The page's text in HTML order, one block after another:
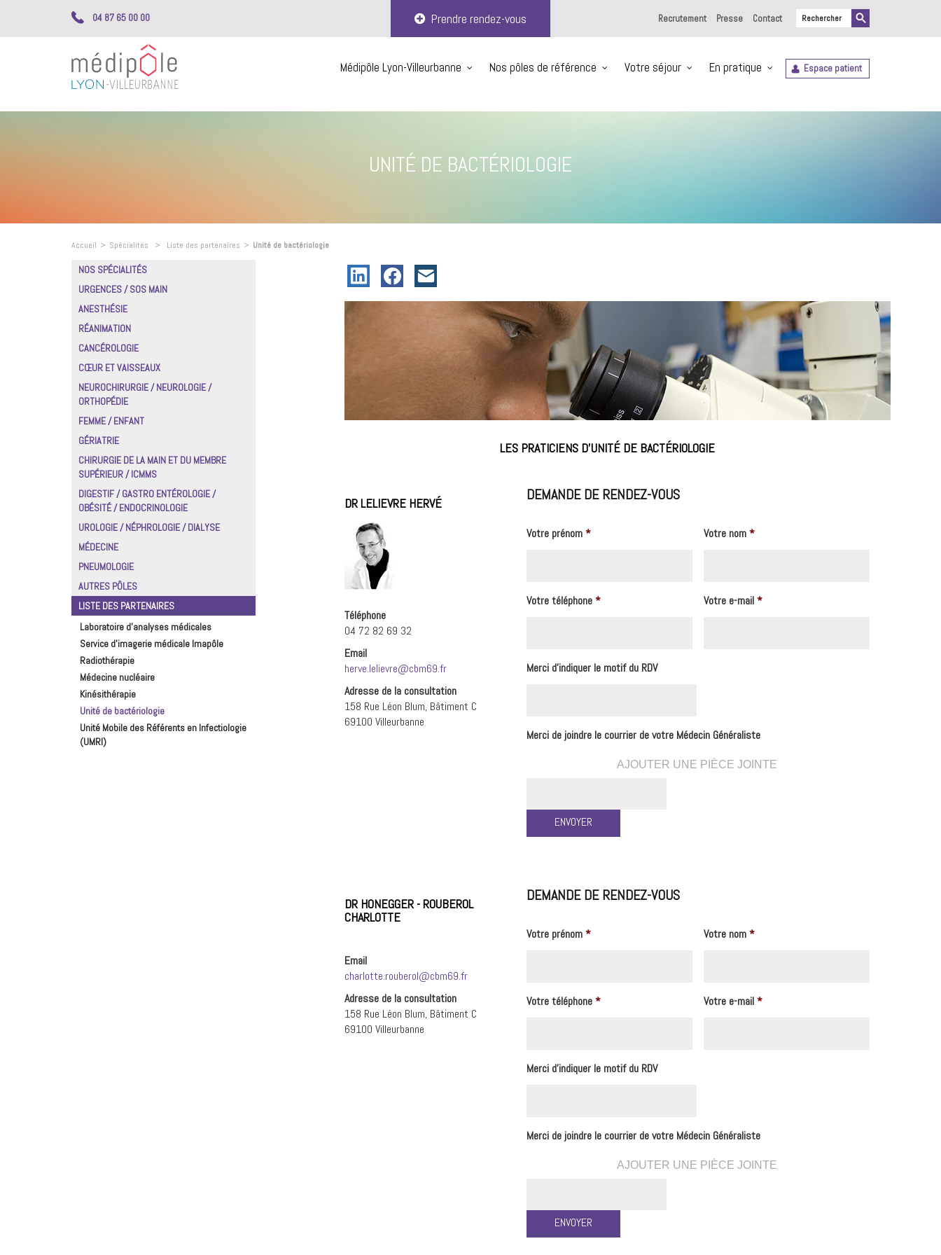
04 87 65 00 00 Prendre rendez-vous Recrutement Presse Contact
Médipôle Lyon-Villeurbanne Nos pôles de référence Votre séjour En pratique Espace patient
UNITÉ DE BACTÉRIOLOGIE
Accueil > Spécialités > Liste des partenaires > Unité de bactériologie
NOS SPÉCIALITÉS
URGENCES / SOS MAIN
ANESTHÉSIE
RÉANIMATION
CANCÉROLOGIE
CŒUR ET VAISSEAUX
NEUROCHIRURGIE / NEUROLOGIE /
ORTHOPÉDIE
FEMME / ENFANT
GÉRIATRIE
CHIRURGIE DE LA MAIN ET DU MEMBRE
SUPÉRIEUR / ICMMS
DIGESTIF / GASTRO ENTÉROLOGIE /
OBÉSITÉ / ENDOCRINOLOGIE
UROLOGIE / NÉPHROLOGIE / DIALYSE
MÉDECINE
PNEUMOLOGIE
AUTRES PÔLES
LISTE DES PARTENAIRES
Laboratoire d'analyses médicales
Service d'imagerie médicale Imapôle
Radiothérapie
Médecine nucléaire
Kinésithérapie
Unité de bactériologie
Unité Mobile des Référents en Infectiologie
(UMRI)
LES PRATICIENS D'UNITÉ DE BACTÉRIOLOGIE
DR LELIEVRE HERVÉ
Téléphone
04 72 82 69 32
Email
herve.lelievre@cbm69.fr
Adresse de la consultation
158 Rue Léon Blum, Bâtiment C
69100 Villeurbanne
DEMANDE DE RENDEZ-VOUS
Votre prénom* Votre nom*
Votre téléphone* Votre e-mail*
Merci d'indiquer le motif du RDV
Merci de joindre le courrier de votre Médecin Généraliste
AJOUTER UNE PIÈCE JOINTE
DR HONEGGER - ROUBEROL
CHARLOTTE
Email
charlotte.rouberol@cbm69.fr
Adresse de la consultation
158 Rue Léon Blum, Bâtiment C
69100 Villeurbanne
DEMANDE DE RENDEZ-VOUS
Votre prénom* Votre nom*
Votre téléphone* Votre e-mail*
Merci d'indiquer le motif du RDV
Merci de joindre le courrier de votre Médecin Généraliste
AJOUTER UNE PIÈCE JOINTE